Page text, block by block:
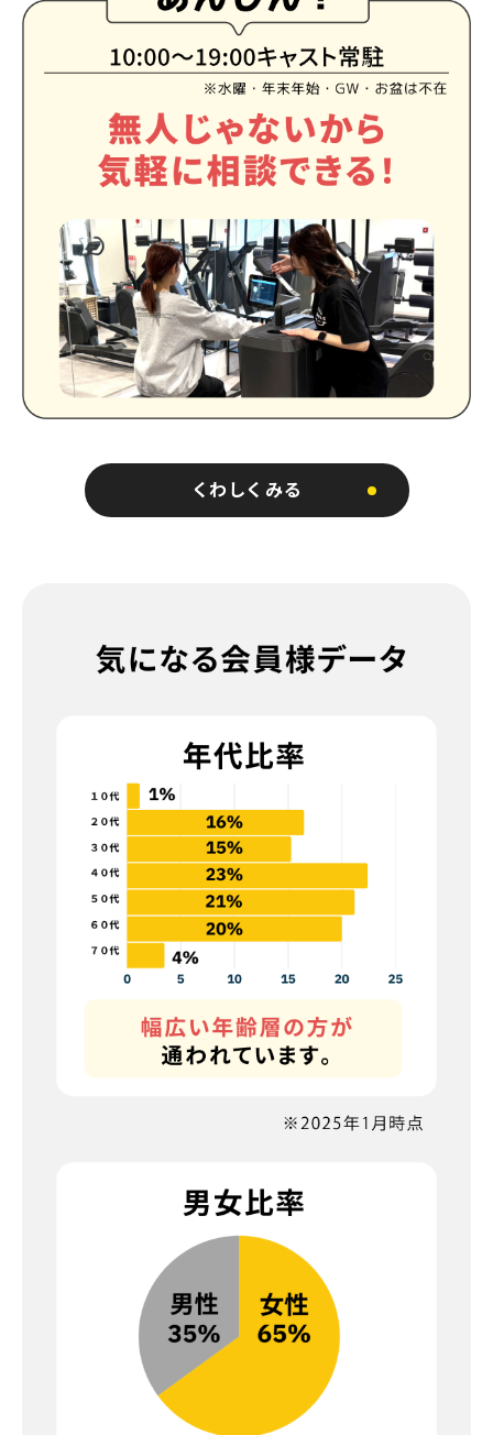
くわしくみる
現在の混雑状況
（最終更新日時：2026年8月6日5時11分）
表示されない場合はこちら
マークが表す館内人数の目安